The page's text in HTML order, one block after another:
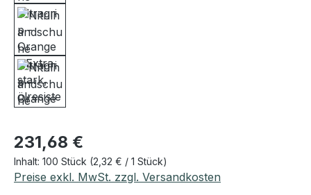
Regulärer Preis:
231,68 €
Inhalt: 100 Stück (2,32 € / 1 Stück)
Preise exkl. MwSt. zzgl. Versandkosten